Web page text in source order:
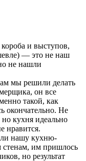
и выступов,
— это не наш
не нашли
мы решили делать
он все
такой, как
окончательно. Не
кухня идеально
нравится.
нашу кухню-
стенам, им пришлось
но результат